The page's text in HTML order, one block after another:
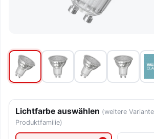
Lichtfarbe auswählen (weitere
Produktfamilie)